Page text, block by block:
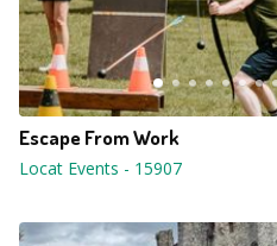
Escape From Work
Locat Events - 15907